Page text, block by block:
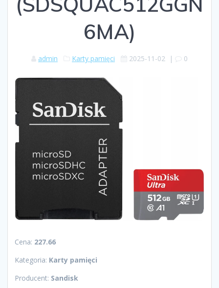
6MA)
admin Karty pamięci 2025-11-02 | 0
Cena: 227.66
Kategoria: Karty pamięci
Producent: Sandisk